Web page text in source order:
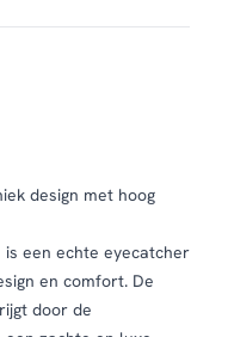
design met hoog
is een echte eyecatcher
en comfort. De
door de